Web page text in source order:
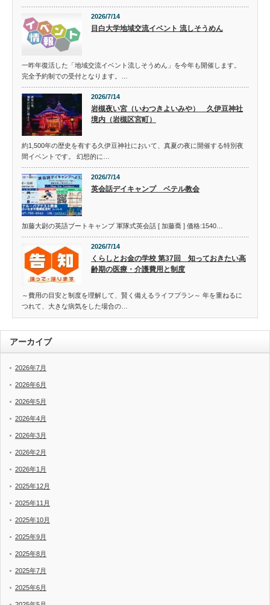
2026/7/14
目白大学地域交流イベント 流しそうめん
一昨年復活した「地域交流イベント流しそうめん」を今年も開催します。
完全予約制での受付となります。…
2026/7/14
岩槻夜い宮（いわつきよいみや） 久伊豆神社
境内（岩槻区宮町）
約1,500年の歴史を有する久伊豆神社において、真夏の夜に開催する特別夜
間イベントです。 幻想的に…
2026/7/14
英会話デイキャンプ ベテル教会
加藤大尉の英語ブートキャンプ 軍隊式英会話 [ 加藤喬 ] 価格:1540…
2026/7/14
くらしとお金の学校 第37回 知っておきたい高
齢期の医療・介護費用と制度
～費用の目安と制度を理解して、賢く備えるライフプラン～ 年を重ねるに
つれて、大きな病気をした場合の…
アーカイブ
2026年7月
2026年6月
2026年5月
2026年4月
2026年3月
2026年2月
2026年1月
2025年12月
2025年11月
2025年10月
2025年9月
2025年8月
2025年7月
2025年6月